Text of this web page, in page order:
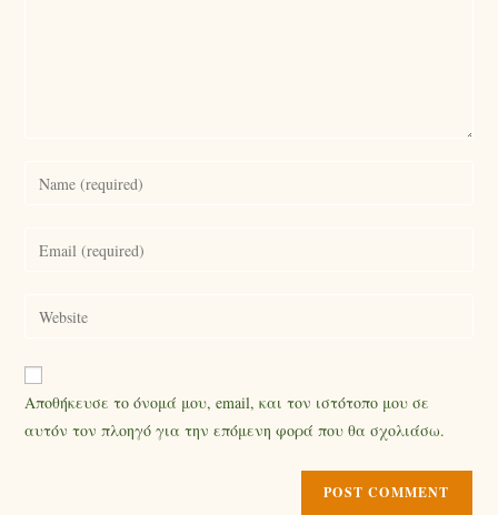
Αποθήκευσε το όνομά μου, email, και τον ιστότοπο μου σε
αυτόν τον πλοηγό για την επόμενη φορά που θα σχολιάσω.